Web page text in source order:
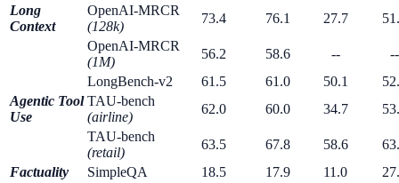
Long
Context
OpenAI-MRCR
(128k)
73.4 76.1 27.7
OpenAI-MRCR
(1M)
56.2 58.6 --
--
LongBench-v2
61.5 61.0 50.1
Agentic Tool
Use
TAU-bench
(airline)
62.0 60.0 34.7
TAU-bench
(retail)
63.5 67.8 58.6
Factuality
SimpleQA 18.5 17.9 11.0